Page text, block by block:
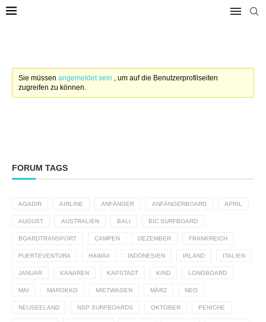
Sie müssenangemeldet sein , um auf die Benutzerprofilseiten
zugreifen zu können.
FORUM TAGS
AGADIR AIRLINE ANFÄNGER ANFÄNGERBOARD APRIL
AUGUST AUSTRALIEN BALI BIC SURFBOARD
BOARDTRANSPORT CAMPEN DEZEMBER FRANKREICH
FUERTEVENTURA HAWAII INDONESIEN IRLAND ITALIEN
JANUAR KANAREN KAPSTADT KIND LONGBOARD
MAI MAROKKO MIETWAGEN MÄRZ NEO
NEUSEELAND NSP SURFBOARDS OKTOBER PENICHE